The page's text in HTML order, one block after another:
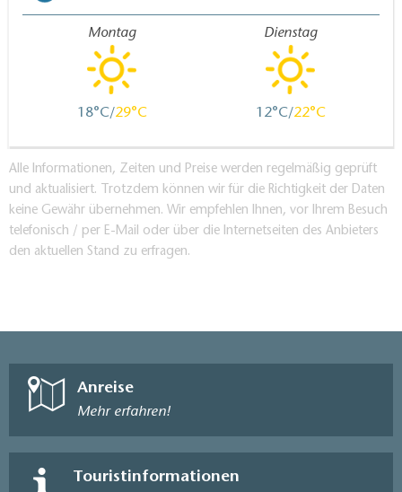
Montag
18 29
Dienstag
12 22
Alle Informationen, Zeiten und Preise werden regelmäßig geprüft
und aktualisiert. Trotzdem können wir für die Richtigkeit der Daten
keine Gewähr übernehmen. Wir empfehlen Ihnen, vor Ihrem Besuch
telefonisch / per E-Mail oder über die Internetseiten des Anbieters
den aktuellen Stand zu erfragen.
Anreise
Mehr erfahren!
Touristinformationen